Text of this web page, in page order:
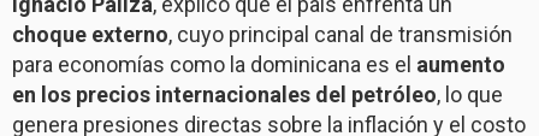
choque externo, cuyo principal canal de transmisión
para economías como la dominicana es el aumento
en los precios internacionales del petróleo, lo que
genera presiones directas sobre la inflación y el costo